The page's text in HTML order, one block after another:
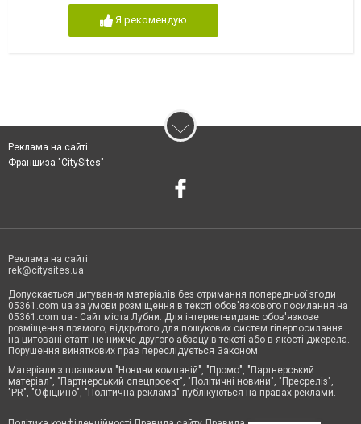
Я рекомендую
Реклама на сайті
Франшиза "CitySites"
Реклама на сайті
rek@citysites.ua
Допускається цитування матеріалів без отримання попередньої згоди
05361.com.ua за умови розміщення в тексті обов'язкового посилання на
05361.com.ua - Сайт міста Лубни. Для інтернет-видань обов'язкове
розміщення прямого, відкритого для пошукових систем гіперпосилання
на цитовані статті не нижче другого абзацу в тексті або в якості джерела.
Порушення виняткових прав переслідується Законом.
Матеріали з плашками "Новини компаній", "Промо", "Партнерський
матеріал", "Партнерський спецпроєкт", "Політичні новини", "Пресреліз",
"PR", "Офіційно", "Політична реклама" публікуються на правах реклами.